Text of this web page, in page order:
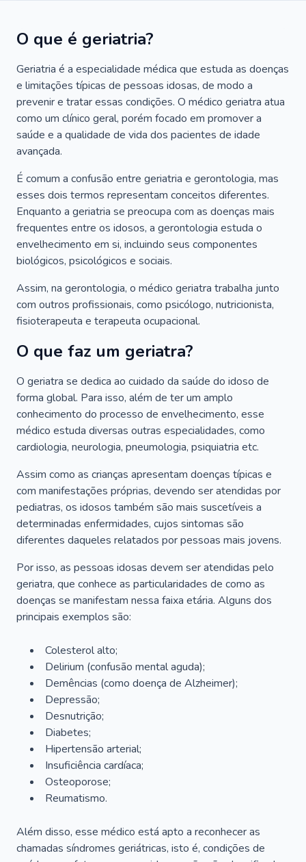
O que é geriatria?
Geriatria é a especialidade médica que estuda as doenças
e limitações típicas de pessoas idosas, de modo a
prevenir e tratar essas condições. O médico geriatra atua
como um clínico geral, porém focado em promover a
saúde e a qualidade de vida dos pacientes de idade
avançada.
É comum a confusão entre geriatria e gerontologia, mas
esses dois termos representam conceitos diferentes.
Enquanto a geriatria se preocupa com as doenças mais
frequentes entre os idosos, a gerontologia estuda o
envelhecimento em si, incluindo seus componentes
biológicos, psicológicos e sociais.
Assim, na gerontologia, o médico geriatra trabalha junto
com outros profissionais, como psicólogo, nutricionista,
fisioterapeuta e terapeuta ocupacional.
O que faz um geriatra?
O geriatra se dedica ao cuidado da saúde do idoso de
forma global. Para isso, além de ter um amplo
conhecimento do processo de envelhecimento, esse
médico estuda diversas outras especialidades, como
cardiologia, neurologia, pneumologia, psiquiatria etc.
Assim como as crianças apresentam doenças típicas e
com manifestações próprias, devendo ser atendidas por
pediatras, os idosos também são mais suscetíveis a
determinadas enfermidades, cujos sintomas são
diferentes daqueles relatados por pessoas mais jovens.
Por isso, as pessoas idosas devem ser atendidas pelo
geriatra, que conhece as particularidades de como as
doenças se manifestam nessa faixa etária. Alguns dos
principais exemplos são:
Colesterol alto;
Delirium (confusão mental aguda);
Demências (como doença de Alzheimer);
Depressão;
Desnutrição;
Diabetes;
Hipertensão arterial;
Insuficiência cardíaca;
Osteoporose;
Reumatismo.
Além disso, esse médico está apto a reconhecer as
chamadas síndromes geriátricas, isto é, condições de